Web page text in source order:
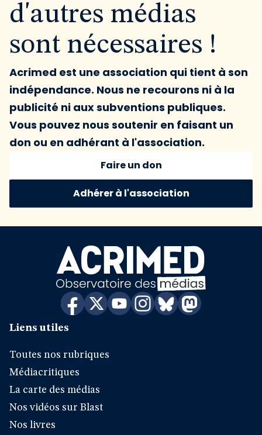
d'autres médias
sont nécessaires !
Acrimed est une association qui tient à son
indépendance. Nous ne recourons ni à la
publicité ni aux subventions publiques.
Vous pouvez nous soutenir en faisant un
don ou en adhérant à l'association.
Faire un don
Adhérer à l'association
Liens utiles
Toutes nos rubriques
Médiacritiques
La carte des médias
Nos vidéos sur Blast
Nos livres